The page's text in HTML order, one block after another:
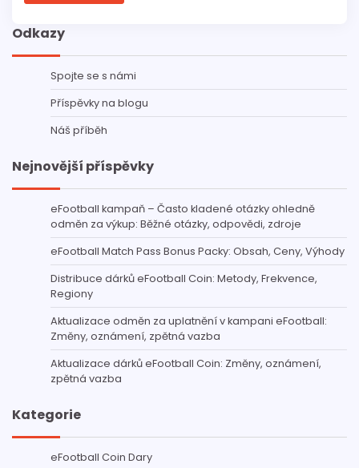
Odkazy
Spojte se s námi
Příspěvky na blogu
Náš příběh
Nejnovější příspěvky
eFootball kampaň – Často kladené otázky ohledně
odměn za výkup: Běžné otázky, odpovědi, zdroje
eFootball Match Pass Bonus Packy: Obsah, Ceny, Výhody
Distribuce dárků eFootball Coin: Metody, Frekvence,
Regiony
Aktualizace odměn za uplatnění v kampani eFootball:
Změny, oznámení, zpětná vazba
Aktualizace dárků eFootball Coin: Změny, oznámení,
zpětná vazba
Kategorie
eFootball Coin Dary